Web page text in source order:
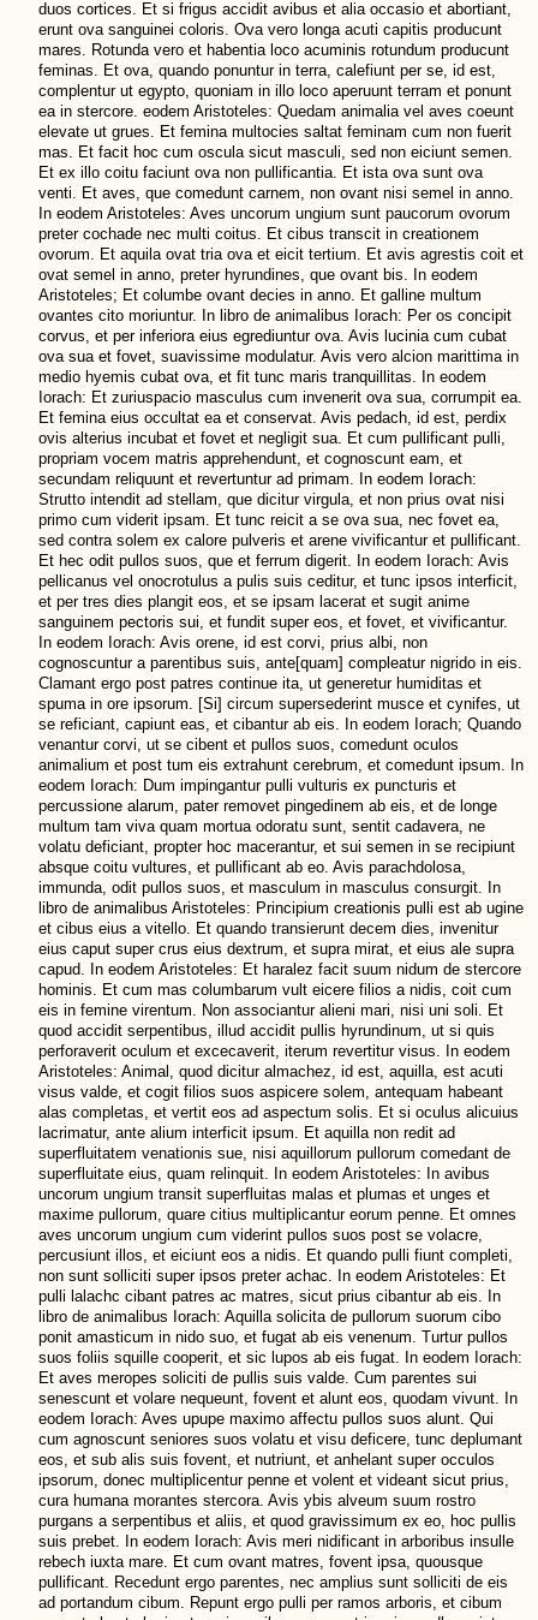
duos cortices. Et si frigus accidit avibus et alia occasio et abortiant,
erunt ova sanguinei coloris. Ova vero longa acuti capitis producunt
mares. Rotunda vero et habentia loco acuminis rotundum producunt
feminas. Et ova, quando ponuntur in terra, calefiunt per se, id est,
complentur ut egypto, quoniam in illo loco aperuunt terram et ponunt
ea in stercore. eodem Aristoteles: Quedam animalia vel aves coeunt
elevate ut grues. Et femina multocies saltat feminam cum non fuerit
mas. Et facit hoc cum oscula sicut masculi, sed non eiciunt semen.
Et ex illo coitu faciunt ova non pullificantia. Et ista ova sunt ova
venti. Et aves, que comedunt carnem, non ovant nisi semel in anno.
In eodem Aristoteles: Aves uncorum ungium sunt paucorum ovorum
preter cochade nec multi coitus. Et cibus transcit in creationem
ovorum. Et aquila ovat tria ova et eicit tertium. Et avis agrestis coit et
ovat semel in anno, preter hyrundines, que ovant bis. In eodem
Aristoteles; Et columbe ovant decies in anno. Et galline multum
ovantes cito moriuntur. In libro de animalibus Iorach: Per os concipit
corvus, et per inferiora eius egrediuntur ova. Avis lucinia cum cubat
ova sua et fovet, suavissime modulatur. Avis vero alcion marittima in
medio hyemis cubat ova, et fit tunc maris tranquillitas. In eodem
Iorach: Et zuriuspacio masculus cum invenerit ova sua, corrumpit ea.
Et femina eius occultat ea et conservat. Avis pedach, id est, perdix
ovis alterius incubat et fovet et negligit sua. Et cum pullificant pulli,
propriam vocem matris apprehendunt, et cognoscunt eam, et
secundam reliquunt et revertuntur ad primam. In eodem Iorach:
Strutto intendit ad stellam, que dicitur virgula, et non prius ovat nisi
primo cum viderit ipsam. Et tunc reicit a se ova sua, nec fovet ea,
sed contra solem ex calore pulveris et arene vivificantur et pullificant.
Et hec odit pullos suos, que et ferrum digerit. In eodem Iorach: Avis
pellicanus vel onocrotulus a pulis suis ceditur, et tunc ipsos interficit,
et per tres dies plangit eos, et se ipsam lacerat et sugit anime
sanguinem pectoris sui, et fundit super eos, et fovet, et vivificantur.
In eodem Iorach: Avis orene, id est corvi, prius albi, non
cognoscuntur a parentibus suis, ante[quam] compleatur nigrido in eis.
Clamant ergo post patres continue ita, ut generetur humiditas et
spuma in ore ipsorum. [Si] circum supersederint musce et cynifes, ut
se reficiant, capiunt eas, et cibantur ab eis. In eodem Iorach; Quando
venantur corvi, ut se cibent et pullos suos, comedunt oculos
animalium et post tum eis extrahunt cerebrum, et comedunt ipsum. In
eodem Iorach: Dum impingantur pulli vulturis ex puncturis et
percussione alarum, pater removet pingedinem ab eis, et de longe
multum tam viva quam mortua odoratu sunt, sentit cadavera, ne
volatu deficiant, propter hoc macerantur, et sui semen in se recipiunt
absque coitu vultures, et pullificant ab eo. Avis parachdolosa,
immunda, odit pullos suos, et masculum in masculus consurgit. In
libro de animalibus Aristoteles: Principium creationis pulli est ab ugine
et cibus eius a vitello. Et quando transierunt decem dies, invenitur
eius caput super crus eius dextrum, et supra mirat, et eius ale supra
capud. In eodem Aristoteles: Et haralez facit suum nidum de stercore
hominis. Et cum mas columbarum vult eicere filios a nidis, coit cum
eis in femine virentum. Non associantur alieni mari, nisi uni soli. Et
quod accidit serpentibus, illud accidit pullis hyrundinum, ut si quis
perforaverit oculum et excecaverit, iterum revertitur visus. In eodem
Aristoteles: Animal, quod dicitur almachez, id est, aquilla, est acuti
visus valde, et cogit filios suos aspicere solem, antequam habeant
alas completas, et vertit eos ad aspectum solis. Et si oculus alicuius
lacrimatur, ante alium interficit ipsum. Et aquilla non redit ad
superfluitatem venationis sue, nisi aquillorum pullorum comedant de
superfluitate eius, quam relinquit. In eodem Aristoteles: In avibus
uncorum ungium transit superfluitas malas et plumas et unges et
maxime pullorum, quare citius multiplicantur eorum penne. Et omnes
aves uncorum ungium cum viderint pullos suos post se volacre,
percusiunt illos, et eiciunt eos a nidis. Et quando pulli fiunt completi,
non sunt solliciti super ipsos preter achac. In eodem Aristoteles: Et
pulli lalachc cibant patres ac matres, sicut prius cibantur ab eis. In
libro de animalibus Iorach: Aquilla solicita de pullorum suorum cibo
ponit amasticum in nido suo, et fugat ab eis venenum. Turtur pullos
suos foliis squille cooperit, et sic lupos ab eis fugat. In eodem Iorach:
Et aves meropes soliciti de pullis suis valde. Cum parentes sui
senescunt et volare nequeunt, fovent et alunt eos, quodam vivunt. In
eodem Iorach: Aves upupe maximo affectu pullos suos alunt. Qui
cum agnoscunt seniores suos volatu et visu deficere, tunc deplumant
eos, et sub alis suis fovent, et nutriunt, et anhelant super occulos
ipsorum, donec multiplicentur penne et volent et videant sicut prius,
cura humana morantes stercora. Avis ybis alveum suum rostro
purgans a serpentibus et aliis, et quod gravissimum ex eo, hoc pullis
suis prebet. In eodem Iorach: Avis meri nidificant in arboribus insulle
rebech iuxta mare. Et cum ovant matres, fovent ipsa, quousque
pullificant. Recedunt ergo parentes, nec amplius sunt solliciti de eis
ad portandum cibum. Repunt ergo pulli per ramos arboris, et cibum